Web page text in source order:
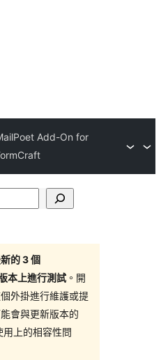
Add-On for
的 3 個
本上進行測試 。開
外掛進行維護或提
會與更新版本的
上的相容性問